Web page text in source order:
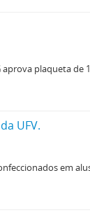
plaqueta de
UFV.
em